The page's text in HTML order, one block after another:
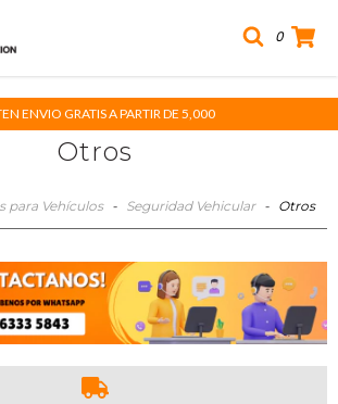
0
ENVIO GRATIS A PARTIR DE 5,000
Otros
para Vehículos - Seguridad Vehicular - Otros